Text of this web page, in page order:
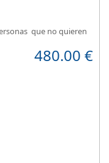
que no quieren
a nuestra
480.00 €